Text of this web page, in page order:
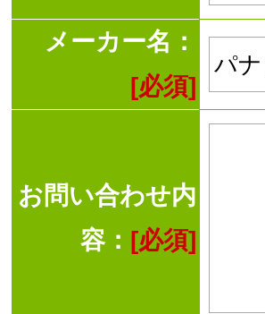
メーカー名：
[必須]
お問い合わせ内
容： [必須]